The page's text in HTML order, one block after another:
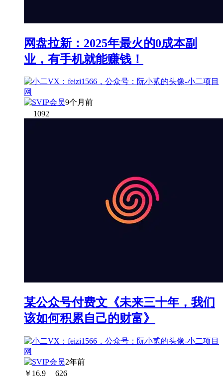
网盘拉新：2025年最火的0成本副
业，有手机就能赚钱！
9个月前
1092
某公众号付费文《未来三十年，我们
该如何积累自己的财富》
2年前
￥ 16.9 626